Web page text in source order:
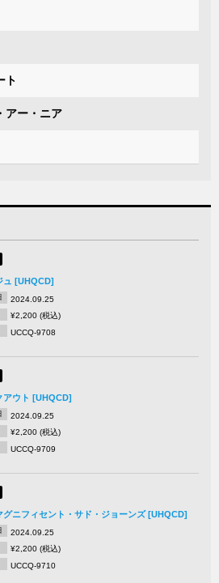
ト
アー・ニア
ュ [UHQCD]
2024.09.25
¥2,200 (税込)
UCCQ-9708
アウト [UHQCD]
2024.09.25
¥2,200 (税込)
UCCQ-9709
グニフィセント・サド・ジョーンズ [UHQCD]
2024.09.25
¥2,200 (税込)
UCCQ-9710